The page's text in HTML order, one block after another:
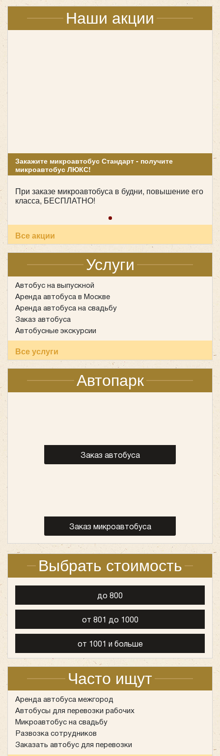
Наши акции
Закажите микроавтобус Стандарт - получите
микроавтобус ЛЮКС!
При заказе микроавтобуса в будни, повышение его
класса, БЕСПЛАТНО!
Все акции
Услуги
Автобус на выпускной
Аренда автобуса в Москве
Аренда автобуса на свадьбу
Заказ автобуса
Автобусные экскурсии
Все услуги
Автопарк
Заказ автобуса
Заказ микроавтобуса
Выбрать стоимость
до 800
от 801 до 1000
от 1001 и больше
Часто ищут
Аренда автобуса межгород
Автобусы для перевозки рабочих
Микроавтобус на свадьбу
Развозка сотрудников
Заказать автобус для перевозки
заблаговременно. Не нарушайте свои планы,
заказывайте поездку в нашей компании – мы
доставим вас в нужное место и точно ко времени.